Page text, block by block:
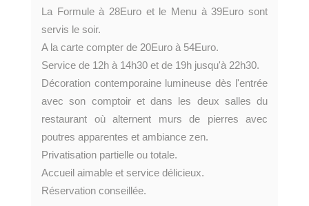
La Formule à 28Euro et le Menu à 39Euro sont
servis le soir.
A la carte compter de 20Euro à 54Euro.
Service de 12h à 14h30 et de 19h jusqu'à 22h30.
Décoration contemporaine lumineuse dès l'entrée
avec son comptoir et dans les deux salles du
restaurant où alternent murs de pierres avec
poutres apparentes et ambiance zen.
Privatisation partielle ou totale.
Accueil aimable et service délicieux.
Réservation conseillée.